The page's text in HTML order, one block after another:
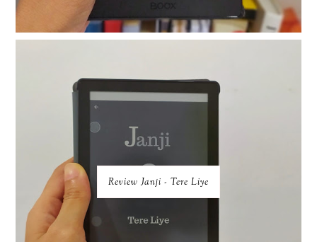
Review Janji - Tere Liye